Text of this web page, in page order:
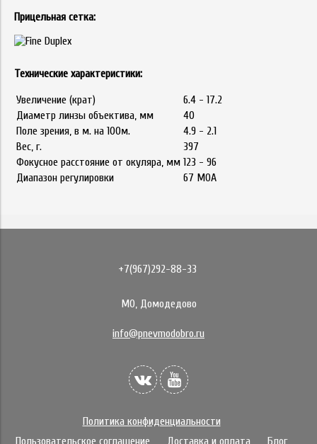
Прицельная сетка:
Технические характеристики:
Увеличение (крат)
6.4 - 17.2
Диаметр линзы объектива, мм
40
Поле зрения, в м. на 100м.
4.9 - 2.1
Вес, г.
397
Фокусное расстояние от окуляра, мм 123 - 96
Диапазон регулировки
67 MOA
+7(967)292-88-33
МО, Домодедово
info@pnevmodobro.ru
Политика конфиденциальности
Пользовательское соглашение
Доставка и оплата Блог